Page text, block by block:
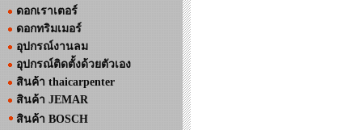
ดอกเราเตอร์
ดอกทริมเมอร์
อุปกรณ์งานลม
อุปกรณ์ติดตั้งด้วยตัวเอง
สินค้า thaicarpenter
สินค้า JEMAR
สินค้า BOSCH